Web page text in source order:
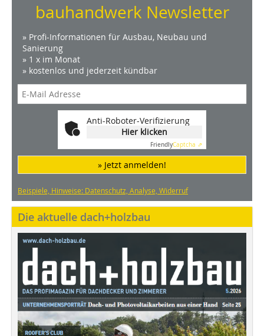
bauhandwerk Newsletter
» Profi-Informationen für Ausbau, Neubau und
Sanierung
» 1 x im Monat
» kostenlos und jederzeit kündbar
Anti-Roboter-Verifizierung
Hier klicken
FriendlyCaptcha ⇗
» Jetzt anmelden!
Beispiele, Hinweise: Datenschutz, Analyse, Widerruf
Die aktuelle dach+holzbau